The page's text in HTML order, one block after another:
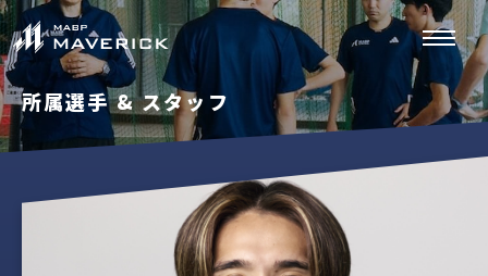
所属選手 & スタッフ